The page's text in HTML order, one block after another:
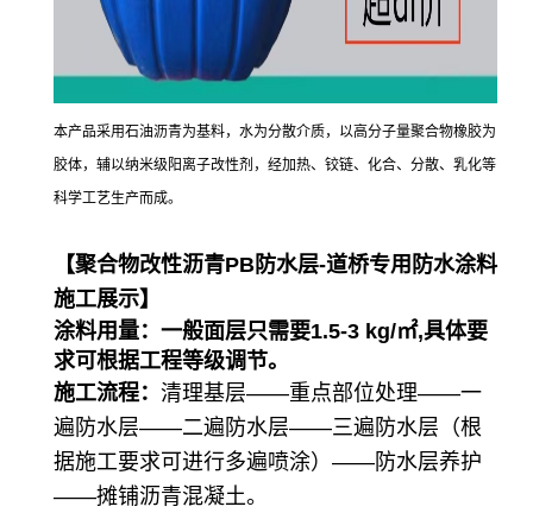
本产品采用石油沥青为基料，水为分散介质，以高分子量聚合物橡胶为
胶体，辅以纳米级阳离子改性剂，经加热、铰链、化合、分散、乳化等
科学工艺生产而成。
【聚合物改性沥青PB防水层-道桥专用防水涂料
施工展示】
涂料用量： 一般面层只需要1.5-3 kg/㎡,具体要
求可根据工程等级调节。
施工流程： 清理基层——重点部位处理——一
遍防水层——二遍防水层——三遍防水层（根
据施工要求可进行多遍喷涂）——防水层养护
——摊铺沥青混凝土。